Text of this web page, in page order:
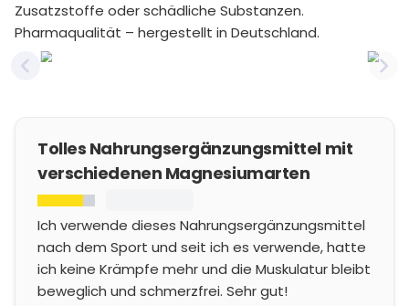
Zusatzstoffe oder schädliche Substanzen.
Pharmaqualität – hergestellt in Deutschland.
Previous slide
Tolles Nahrungsergänzungsmittel mit
verschiedenen Magnesiumarten
Ich verwende dieses Nahrungsergänzungsmittel
nach dem Sport und seit ich es verwende, hatte
ich keine Krämpfe mehr und die Muskulatur bleibt
beweglich und schmerzfrei. Sehr gut!